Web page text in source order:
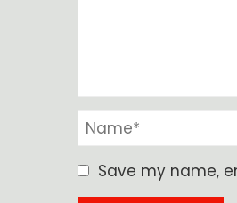
Save my name,